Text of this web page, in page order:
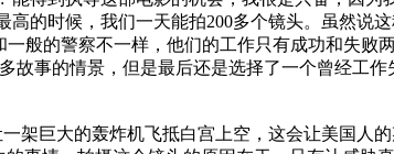
的时候，我们一天能拍200多个镜头。虽然说
般的警察不一样，他们的工作只有成功和失败
事的情景，但是最后还是选择了一个曾经工作
巨大的轰炸机飞抵白宫上空，这会让美国人